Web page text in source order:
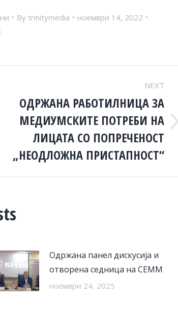
By trinitymedia
ноември 14, 2022
NEXT
OДРЖАНА РАБОТИЛНИЦА ЗА
МЕДИУМСКИТЕ ПОТРЕБИ НА
ЛИЦАТА СО ПОПРЕЧЕНОСТ
„НЕОДЛОЖНА ПРИСТАПНОСТ“
Одржана панел дискусија и
отворена седница на СЕММ
ноември 24, 2025